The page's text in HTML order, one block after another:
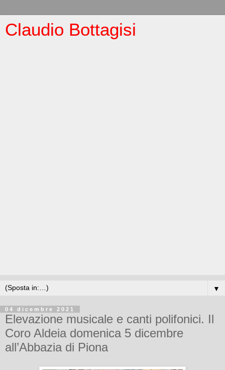
Claudio Bottagisi
▼
04 dicembre 2021
Elevazione musicale e canti polifonici. Il
Coro Aldeia domenica 5 dicembre
all’Abbazia di Piona